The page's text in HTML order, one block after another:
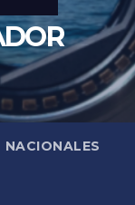
NACIONALES